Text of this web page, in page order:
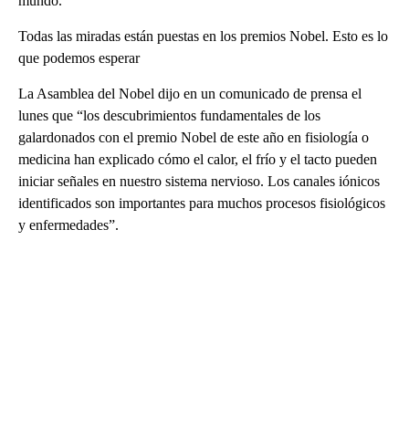
Todas las miradas están puestas en los premios Nobel. Esto es lo
que podemos esperar
La Asamblea del Nobel dijo en un comunicado de prensa el
lunes que “los descubrimientos fundamentales de los
galardonados con el premio Nobel de este año en fisiología o
medicina han explicado cómo el calor, el frío y el tacto pueden
iniciar señales en nuestro sistema nervioso. Los canales iónicos
identificados son importantes para muchos procesos fisiológicos
y enfermedades”.